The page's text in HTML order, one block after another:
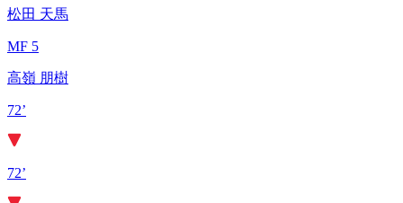
松田 天馬
MF 5
高嶺 朋樹
72’
72’